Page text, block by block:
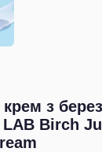
з
LAB Birch